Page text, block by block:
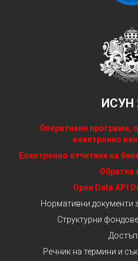
ИСУН
Оперативни програми,
електронно
Електронно отчитане на
Обратна
Open Data API
Нормативни документи
Структурни
Речник на термини и